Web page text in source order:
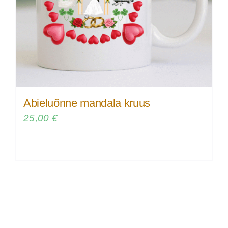
Abieluõnne mandala kruus
25,00 €